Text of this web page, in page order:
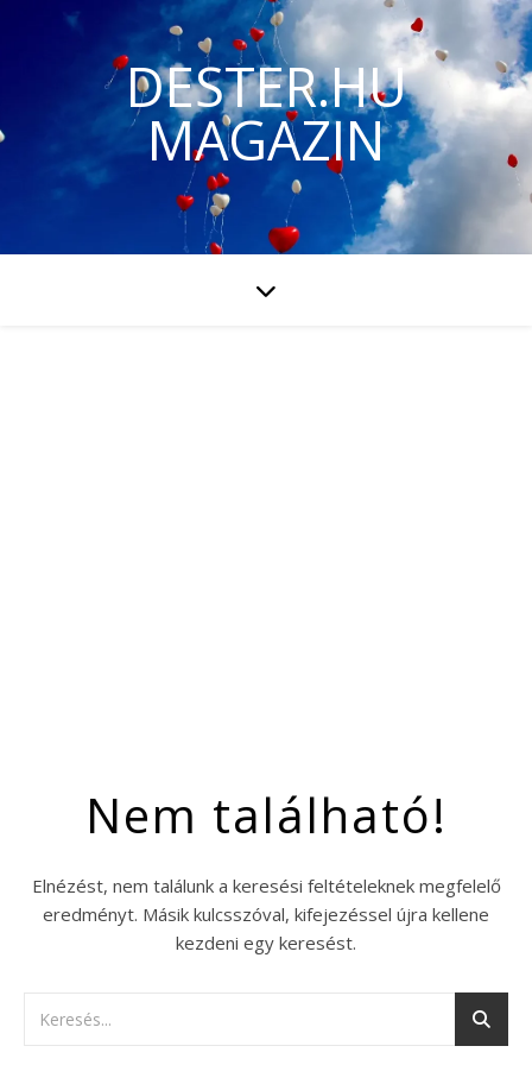
DESTER.HU
MAGAZIN
Nem található!
Elnézést, nem találunk a keresési feltételeknek megfelelő
eredményt. Másik kulcsszóval, kifejezéssel újra kellene
kezdeni egy keresést.